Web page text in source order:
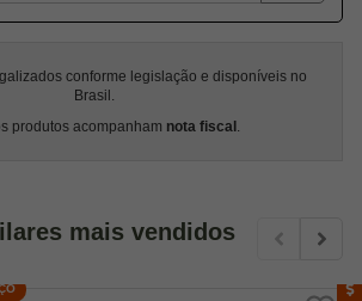
conforme legislação e disponíveis no
Brasil.
produtos acompanham nota fiscal .
mais vendidos